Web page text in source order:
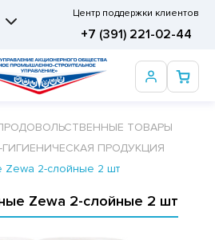
Центр поддержки клиентов
+7 (391) 221-02-44
ТОВАРЫ
ИЗДЕЛИЯ
ТОВАРЫ
ТОВАРЫ
ПРОДУКЦИЯ
2-слойные 2 шт
Zewa 2-слойные 2 шт